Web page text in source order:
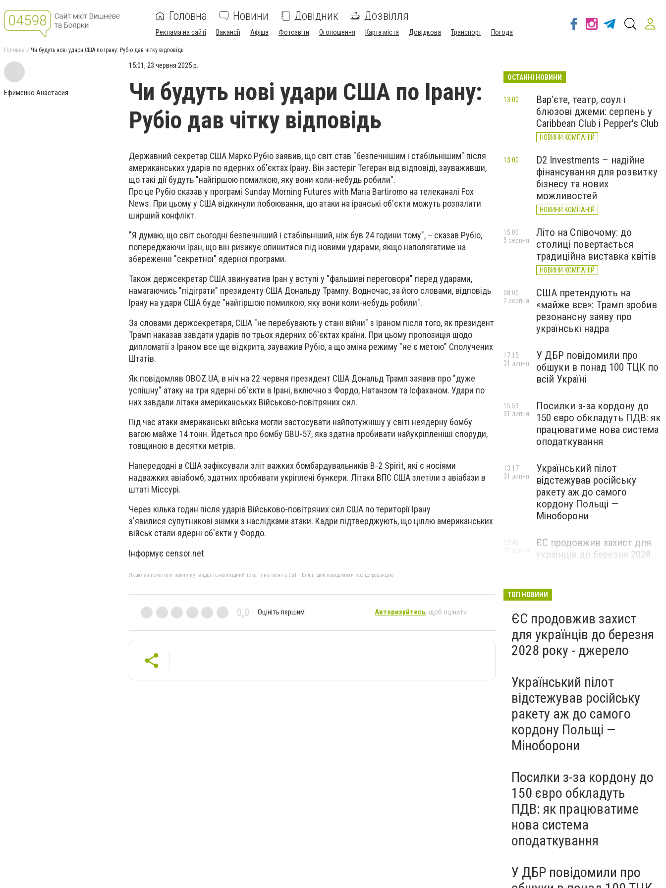
Головна Новини Довідник Дозвілля
Реклама на сайті Вакансії Афіша Фотозвіти Оголошення Карта міста Довідкова Транспорт Погода
Головна Чи будуть нові удари США по Ірану: Рубіо дав чітку відповідь
Ефименко Анастасия
15:01, 23 червня 2025 р.
Чи будуть нові удари США по Ірану:
Рубіо дав чітку відповідь
Державний секретар США Марко Рубіо заявив, що світ став "безпечнішим і стабільнішим" після
американських ударів по ядерних об'єктах Ірану. Він застеріг Тегеран від відповіді, зауваживши,
що такі дії будуть "найгіршою помилкою, яку вони коли-небудь робили".
Про це Рубіо сказав у програмі Sunday Morning Futures with Maria Bartiromo на телеканалі Fox
News. При цьому у США відкинули побоювання, що атаки на іранські об'єкти можуть розпалити
ширший конфлікт.
"Я думаю, що світ сьогодні безпечніший і стабільніший, ніж був 24 години тому", – сказав Рубіо,
попереджаючи Іран, що він ризикує опинитися під новими ударами, якщо наполягатиме на
збереженні "секретної" ядерної програми.
Також держсекретар США звинуватив Іран у вступі у "фальшиві переговори" перед ударами,
намагаючись "підіграти" президенту США Дональду Трампу. Водночас, за його словами, відповідь
Ірану на удари США буде "найгіршою помилкою, яку вони коли-небудь робили".
За словами держсекретаря, США "не перебувають у стані війни" з Іраном після того, як президент
Трамп наказав завдати ударів по трьох ядерних об'єктах країни. При цьому пропозиція щодо
дипломатії з Іраном все ще відкрита, зауважив Рубіо, а що зміна режиму "не є метою" Сполучених
Штатів.
Як повідомляв OBOZ.UA, в ніч на 22 червня президент США Дональд Трамп заявив про "дуже
успішну" атаку на три ядерні об'єкти в Ірані, включно з Фордо, Натанзом та Ісфаханом. Удари по
них завдали літаки американських Військово-повітряних сил.
Під час атаки американські війська могли застосувати найпотужнішу у світі неядерну бомбу
вагою майже 14 тонн. Йдеться про бомбу GBU-57, яка здатна пробивати найукріпленіші споруди,
товщиною в десятки метрів.
Напередодні в США зафіксували зліт важких бомбардувальників B-2 Spirit, які є носіями
надважких авіабомб, здатних пробивати укріплені бункери. Літаки ВПС США злетіли з авіабази в
штаті Міссурі.
Через кілька годин після ударів Військово-повітряних сил США по території Ірану
з'явилися супутникові знімки з наслідками атаки. Кадри підтверджують, що ціллю американських
військ стали ядерні об'єкти у Фордо.
Інформує censor.net
Якщо ви помітили помилку, виділіть необхідний текст і натисніть Ctrl + Enter, щоб повідомити про це редакцію
0,0 Оцініть першим Авторизуйтесь, щоб оцінити
ОСТАННІ НОВИНИ
Вар’єте, театр, соул і
блюзові джеми: серпень у
Caribbean Club і Pepper's Club
НОВИНИ КОМПАНІЙ
13:00
D2 Investments – надійне
фінансування для розвитку
бізнесу та нових
можливостей
НОВИНИ КОМПАНІЙ
13:00
Літо на Співочому: до
столиці повертається
традиційна виставка квітів
НОВИНИ КОМПАНІЙ
15:00
5 серпня
США претендують на
«майже все»: Трамп зробив
резонансну заяву про
українські надра
08:00
2 серпня
У ДБР повідомили про
обшуки в понад 100 ТЦК по
всій Україні
17:15
31 липня
Посилки з-за кордону до
150 євро обкладуть ПДВ: як
працюватиме нова система
оподаткування
15:59
31 липня
Український пілот
відстежував російську
ракету аж до самого
кордону Польщі —
Міноборони
13:17
31 липня
ЄС продовжив захист для
українців до березня 2028
12:46
ТОП НОВИНИ
ЄС продовжив захист
для українців до березня
2028 року - джерело
Український пілот
відстежував російську
ракету аж до самого
кордону Польщі —
Міноборони
Посилки з-за кордону до
150 євро обкладуть
ПДВ: як працюватиме
нова система
оподаткування
У ДБР повідомили про